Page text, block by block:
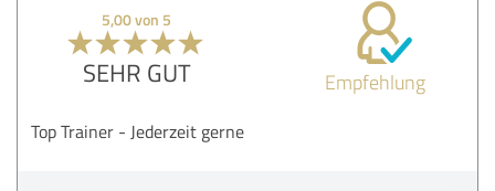
5,00 von 5
SEHR GUT Empfehlung
Top Trainer - Jederzeit gerne